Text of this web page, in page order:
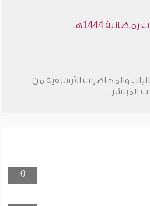
1444هـ
والمحاضرات الأرشيفية من
المباشر
0